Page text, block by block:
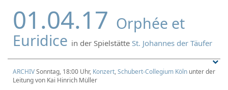
01.04.17 Orphée et
Euridice in der Spielstätte St. Johannes der Täufer
ARCHIVSonntag, 18:00 Uhr, Konzert,Schubert-Collegium Köln unter der
Leitung von Kai Hinrich Müller